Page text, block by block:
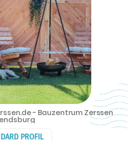
PROFIL
- Bauzentrum Zerssen